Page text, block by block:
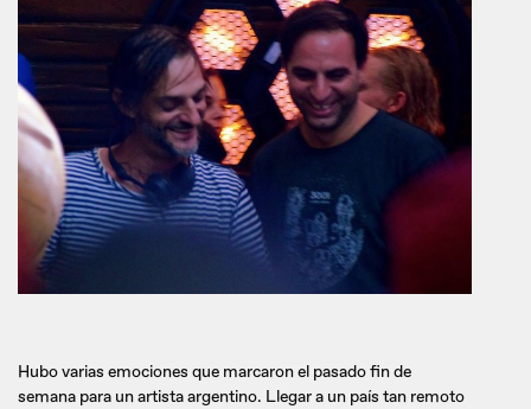
Hubo varias emociones que marcaron el pasado fin de
semana para un artista argentino. Llegar a un país tan remoto